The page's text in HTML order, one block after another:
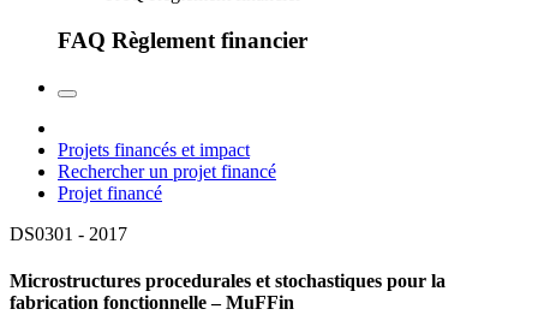
FAQ Règlement financier
Projets financés et impact
Rechercher un projet financé
Projet financé
DS0301 - 2017
Microstructures procedurales et stochastiques pour la
fabrication fonctionnelle – MuFFin